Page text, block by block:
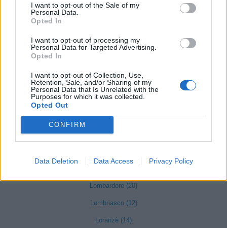
I want to opt-out of the Sale of my
Personal Data.
Opted In
I want to opt-out of processing my
Personal Data for Targeted Advertising.
Opted In
I want to opt-out of Collection, Use,
Retention, Sale, and/or Sharing of my
Personal Data that Is Unrelated with the
Purposes for which it was collected.
Opted Out
CONFIRM
Data Deletion Data Access Privacy Policy
La Cassa (13)
Lanzo Torinese (99)
Lauriano (8)
Leini (405)
Lessolo (28)
Lombardore (28)
Lombriasco (12)
Loranzè (14)